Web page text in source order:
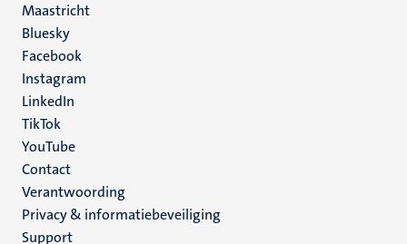
Maastricht
Social
media
Bluesky
Facebook
Instagram
LinkedIn
TikTok
YouTube
Menu
footer
(NL)
Contact
Verantwoording
Privacy & informatiebeveiliging
Support